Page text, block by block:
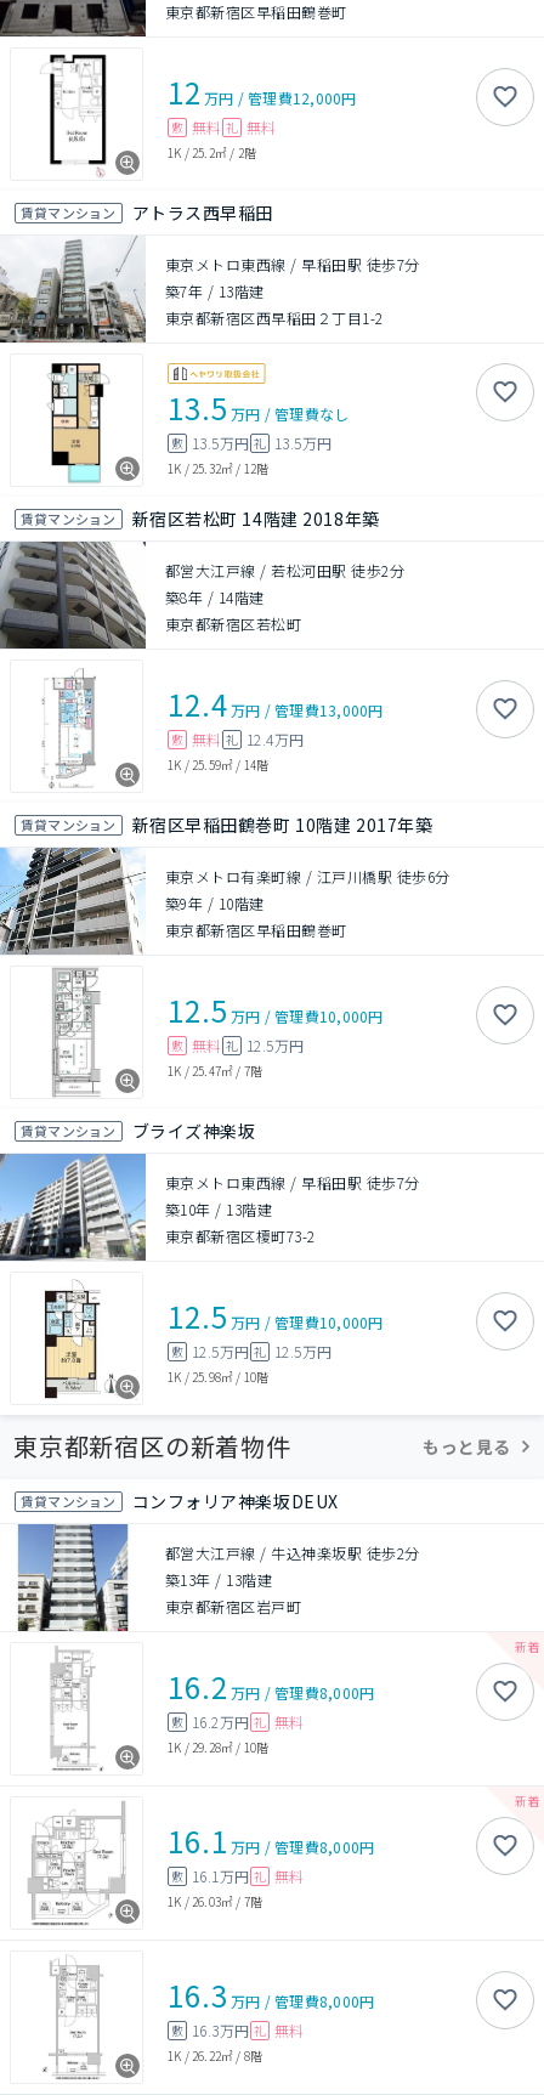
東京都新宿区早稲田鶴巻町
12 万円 /管理費12,000円
敷 無料 礼 無料
1K / 25.2㎡ / 2階
賃貸マンション アトラス西早稲田
東京メトロ東西線 / 早稲田駅 徒歩7分
築7年 / 13階建
東京都新宿区西早稲田２丁目1-2
13.5 万円 /管理費なし
敷 13.5万円 礼 13.5万円
1K /25.32㎡ / 12階
賃貸マンション 新宿区若松町 14階建 2018年築
都営大江戸線 / 若松河田駅 徒歩2分
築8年 / 14階建
東京都新宿区若松町
12.4万円 /管理費13,000円
敷 無料 礼 12.4万円
1K / 25.59㎡ / 14階
賃貸マンション 新宿区早稲田鶴巻町 10階建 2017年築
東京メトロ有楽町線 / 江戸川橋駅 徒歩6分
築9年 / 10階建
東京都新宿区早稲田鶴巻町
12.5 万円 /管理費10,000円
敷 無料 礼 12.5万円
1K / 25.47㎡ / 7階
賃貸マンション ブライズ神楽坂
東京メトロ東西線 / 早稲田駅 徒歩7分
築10年 / 13階建
東京都新宿区榎町73-2
12.5 万円 /管理費10,000円
敷 12.5万円 礼 12.5万円
1K / 25.98㎡ / 10階
東京都新宿区の新着物件 もっと見る
賃貸マンション コンフォリア神楽坂DEUX
都営大江戸線 / 牛込神楽坂駅 徒歩2分
築13年 / 13階建
東京都新宿区岩戸町
16.2 万円 /管理費8,000円
敷 16.2万円 礼 無料
1K / 29.28㎡ / 10階
16.1 万円 /管理費8,000円
敷 16.1万円 礼 無料
1K / 26.03㎡ / 7階
16.3 万円 /管理費8,000円
敷 16.3万円 礼 無料
1K / 26.22㎡ / 8階